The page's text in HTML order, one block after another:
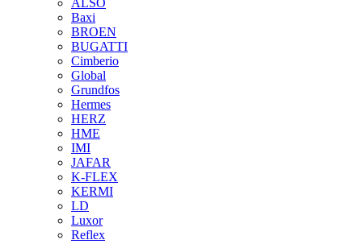
Baxi
BROEN
BUGATTI
Cimberio
Global
Grundfos
Hermes
HERZ
HME
IMI
JAFAR
K-FLEX
KERMI
LD
Luxor
Reflex